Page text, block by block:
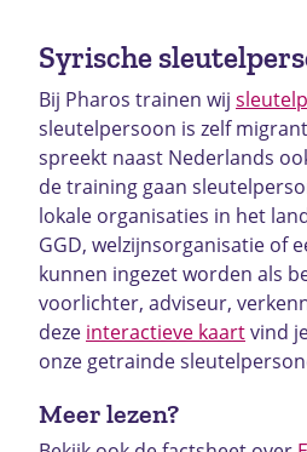
Syrische
Bij Pharos trainen wij
sleutelpersoon is zelf
spreekt naast Nederlands
de training gaan
lokale organisaties in het
GGD, welzijnsorganisatie of
kunnen ingezet worden als
voorlichter, adviseur,
deze interactieve kaartvind
onze getrainde
Meer lezen?